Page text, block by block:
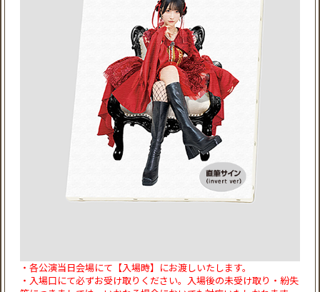
・各公演当日会場にて【入場時】にお渡しいたします。
・入場口にて必ずお受け取りください。入場後の未受け取り・紛失